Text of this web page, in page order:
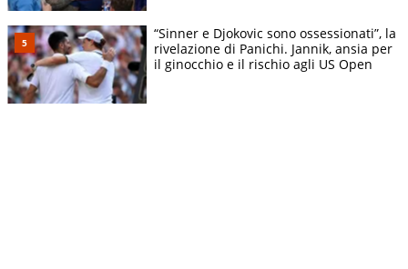
“Sinner e Djokovic sono ossessionati”, la
rivelazione di Panichi. Jannik, ansia per
il ginocchio e il rischio agli US Open